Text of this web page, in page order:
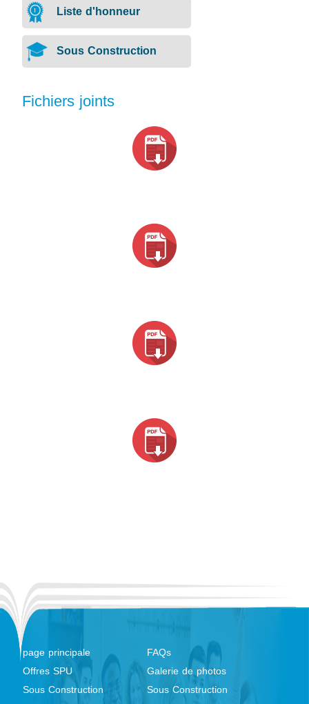
Liste d'honneur
Sous Construction
Fichiers joints
page principale
FAQs
Offres SPU
Galerie de photos
Sous Construction
Sous Construction